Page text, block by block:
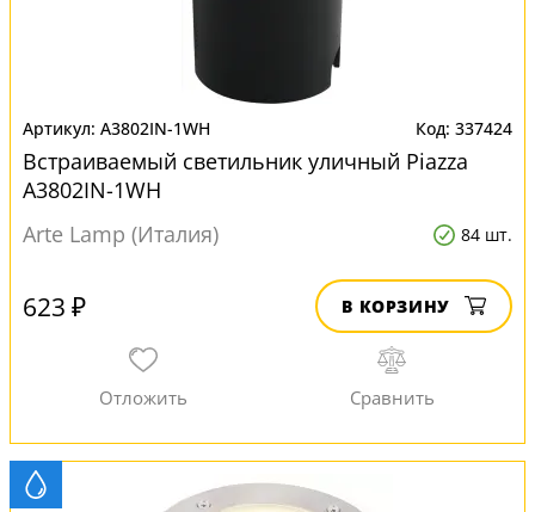
A3802IN-1WH 337424
Встраиваемый светильник уличный Piazza
A3802IN-1WH
Arte Lamp (Италия)
84 шт.
623 ₽ В КОРЗИНУ